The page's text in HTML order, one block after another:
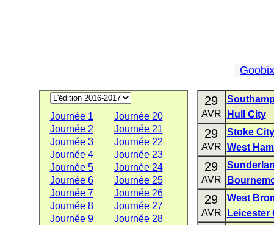
Goobix
Journée 1
Journée 20
Journée 2
Journée 21
Journée 3
Journée 22
Journée 4
Journée 23
Journée 5
Journée 24
Journée 6
Journée 25
Journée 7
Journée 26
Journée 8
Journée 27
Journée 9
Journée 28
29
AVR Hull City
29
AVR
Stoke City
West
29
AVR
29
AVR
West
Leicester